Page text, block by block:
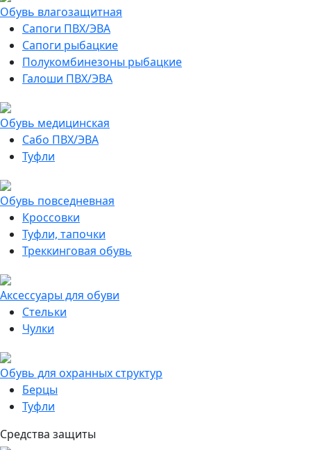
Обувь влагозащитная
Сапоги ПВХ/ЭВА
Сапоги рыбацкие
Полукомбинезоны рыбацкие
Галоши ПВХ/ЭВА
Обувь медицинская
Сабо ПВХ/ЭВА
Туфли
Обувь повседневная
Кроссовки
Туфли, тапочки
Треккинговая обувь
Аксессуары для обуви
Стельки
Чулки
Обувь для охранных структур
Берцы
Туфли
Средства защиты